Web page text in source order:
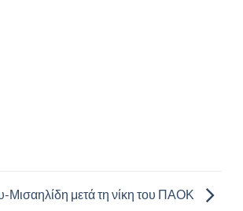
Μισαηλίδη μετά τη νίκη του ΠΑΟΚ